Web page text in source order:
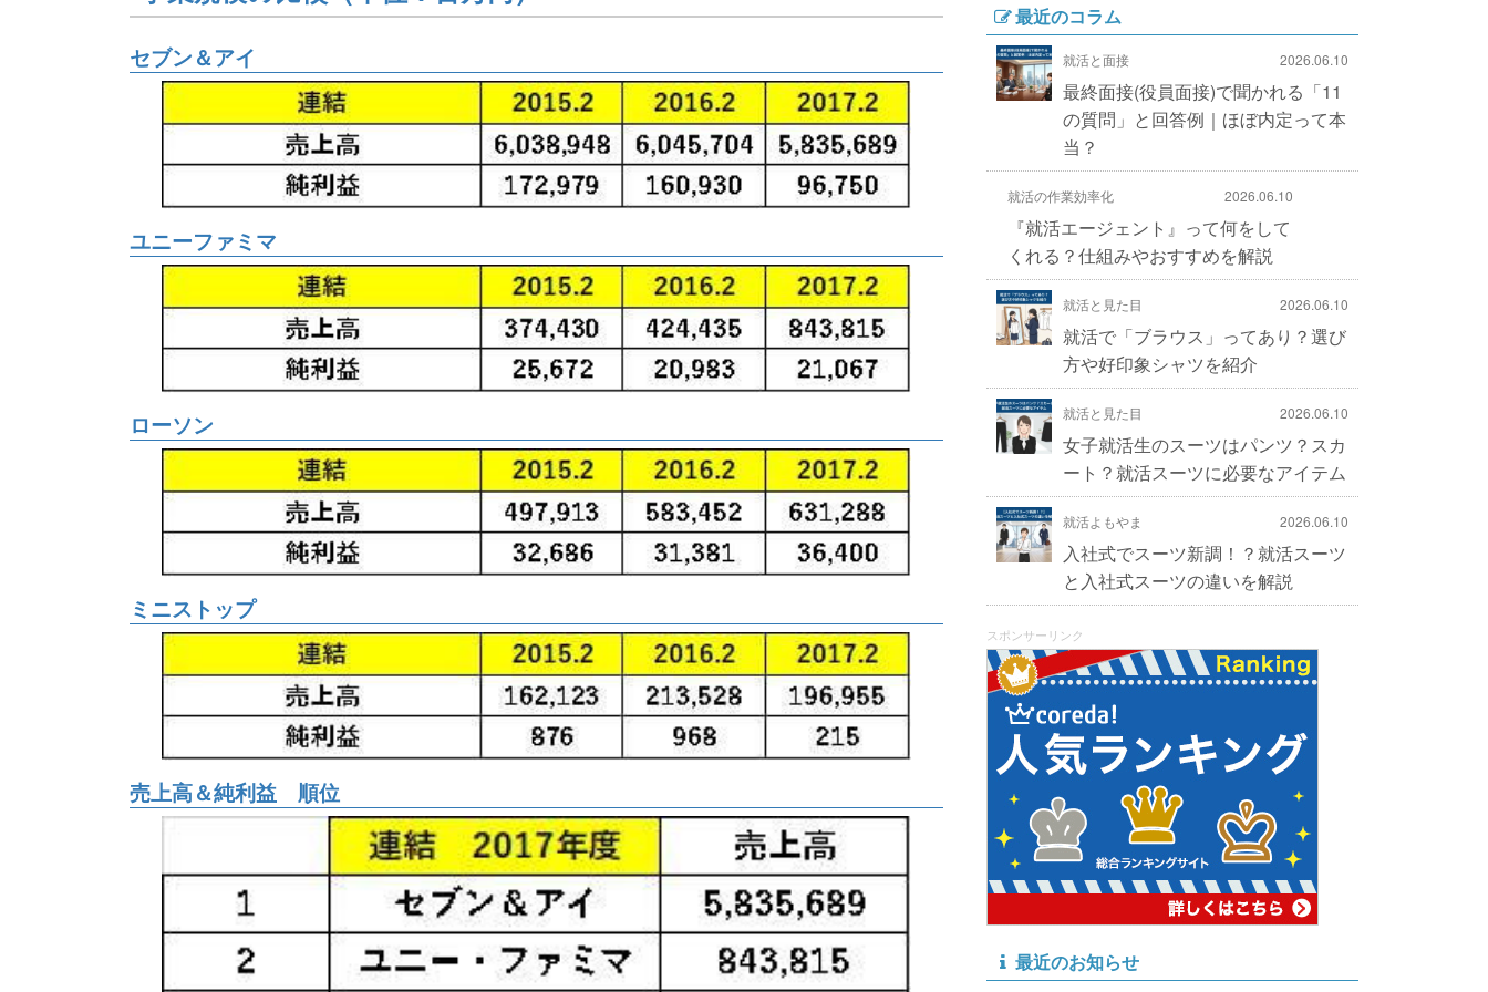
セブン＆アイ
ユニーファミマ
ローソン
ミニストップ
売上高＆純利益 順位
最近のコラム
就活と面接 2026.06.10
最終面接(役員面接)で聞かれる「11
の質問」と回答例｜ほぼ内定って本
当？
就活の作業効率化 2026.06.10
『就活エージェント』って何をして
くれる？仕組みやおすすめを解説
就活と見た目 2026.06.10
就活で「ブラウス」ってあり？選び
方や好印象シャツを紹介
就活と見た目 2026.06.10
女子就活生のスーツはパンツ？スカ
ート？就活スーツに必要なアイテム
就活よもやま 2026.06.10
入社式でスーツ新調！？就活スーツ
と入社式スーツの違いを解説
スポンサーリンク
最近のお知らせ